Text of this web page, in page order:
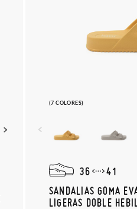
(7 COLORES)
36
41
SANDALIAS GOMA
LIGERAS DOBLE